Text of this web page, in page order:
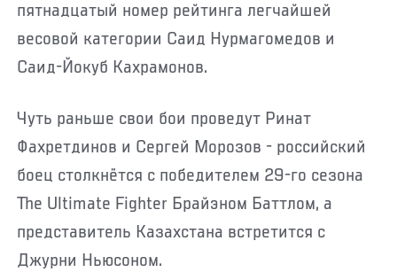
пятнадцатый номер рейтинга легчайшей
весовой категории Саид Нурмагомедов и
Саид-Йокуб Кахрамонов.
Чуть раньше свои бои проведут Ринат
Фахретдинов и Сергей Морозов - российский
боец столкнётся с победителем 29-го сезона
The Ultimate Fighter Брайэном Баттлом, а
представитель Казахстана встретится с
Джурни Ньюсоном.